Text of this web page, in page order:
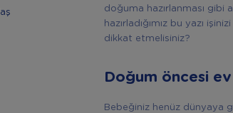
doğuma hazırlanması gibi
hazırladığımız bu yazı
dikkat etmelisiniz?
Doğum öncesi ev
Bebeğiniz henüz dünyaya